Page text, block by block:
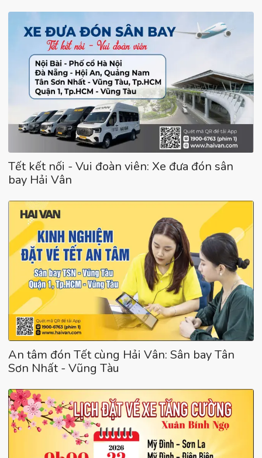
Tết kết nối - Vui đoàn viên: Xe đưa đón sân
bay Hải Vân
An tâm đón Tết cùng Hải Vân: Sân bay Tân
Sơn Nhất - Vũng Tàu